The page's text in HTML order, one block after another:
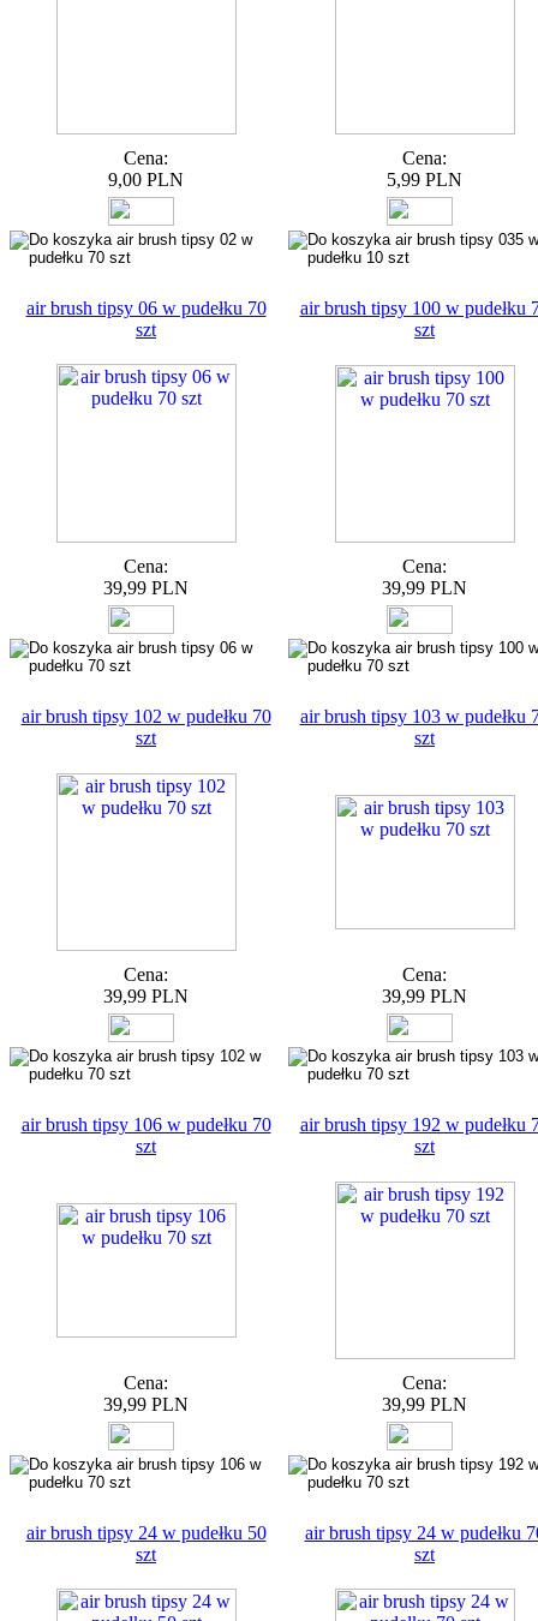
Cena:
9,00 PLN
Cena:
5,99 PLN
air brush tipsy 06 w pudełku 70
szt
Cena:
39,99 PLN
air brush tipsy 100 w pudełku
szt
Cena:
39,99 PLN
air brush tipsy 102 w pudełku 70
szt
Cena:
39,99 PLN
air brush tipsy 103 w pudełku
szt
Cena:
39,99 PLN
air brush tipsy 106 w pudełku 70
szt
Cena:
39,99 PLN
air brush tipsy 192 w pudełku
szt
Cena:
39,99 PLN
air brush tipsy 24 w pudełku 50
szt
air brush tipsy 24 w pudełku
szt